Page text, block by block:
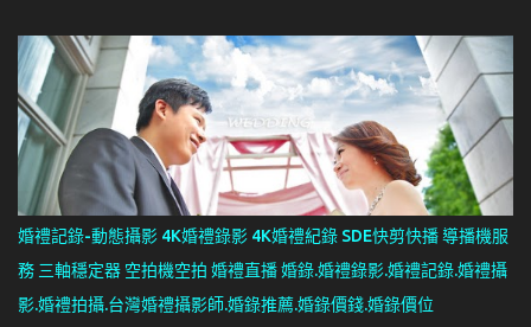
(16 組圖字卡內 ) 導播機 攝影機 X4 直播 (16 組圖字卡內 ) 半天 4H 18
, 000 26 , 000 34 , 000 42 , 000 全天 8H 26 , 000 34 , 000 42 , 000
50 , 000 中華電信網路專線申裝與代辦 +6 , 000( 不包含場勘 ) 超過
16 組圖卡以上需配置助理導播 +8 , 000 免費公版圖卡 & 字卡如需另
外設計 +4 , 000 起 活動前場勘或開會 +3 , 000 活動前一天進場彩排
一位人員 5 , 000/ 半天 8 , 000/ 整天 彩排當天如需撤場 +5 , 000 多
一平台直播 +2 , 000 3 米綠幕架設 +2 , 000 20 吋讀稿機租借 +2 ,
000 200W LED 燈 2 盞 +2 , 000 4 支無線麥克風 +4 , 000( 不包含音
控人員 ) 注意事項: 需提供不含彩排2小時以上進場架設時間 有線網
路頻寬需提供上傳10MB以上/一平台 現場需準備導播後台人員桌椅
婚禮記錄-動態攝影 4K婚禮錄影 4K婚禮紀錄 SDE快剪快播 導播機服
務 三軸穩定器 空拍機空拍 婚禮直播 婚錄.婚禮錄影.婚禮記錄.婚禮攝
影.婚禮拍攝.台灣婚禮攝影師.婚錄推薦.婚錄價錢.婚錄價位